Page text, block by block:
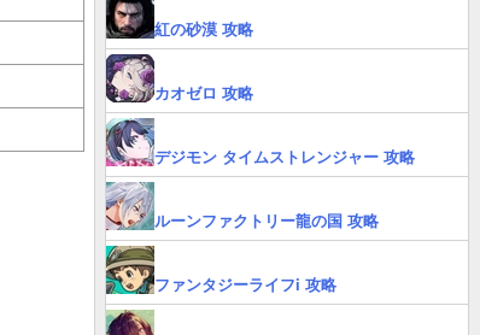
紅の砂漠 攻略
カオゼロ 攻略
デジモン タイムストレンジャー 攻略
ルーンファクトリー龍の国 攻略
ファンタジーライフi 攻略